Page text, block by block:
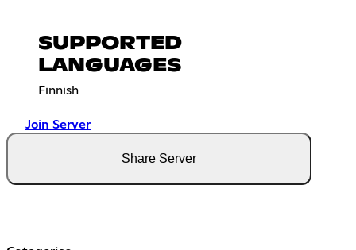
SUPPORTED
LANGUAGES
Finnish
Join Server
Share Server